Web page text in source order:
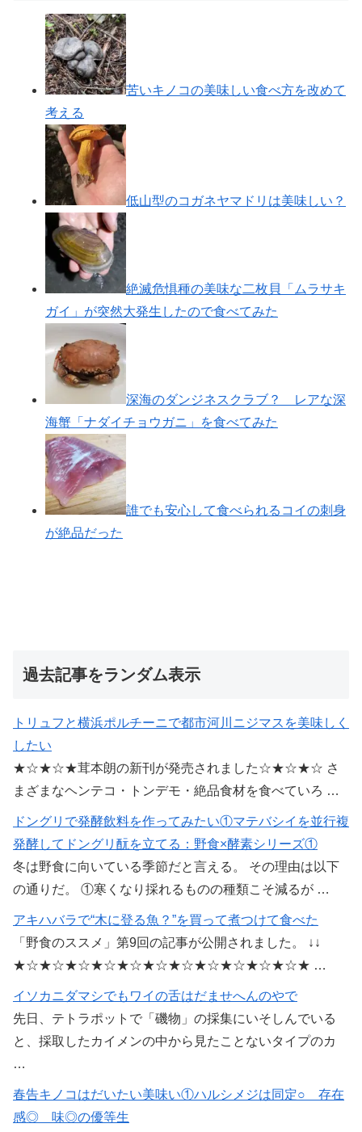
苦いキノコの美味しい食べ方を改めて
考える
低山型のコガネヤマドリは美味しい？
絶滅危惧種の美味な二枚貝「ムラサキ
ガイ」が突然大発生したので食べてみた
深海のダンジネスクラブ？ レアな深
海蟹「ナダイチョウガニ」を食べてみた
誰でも安心して食べられるコイの刺身
が絶品だった
過去記事をランダム表示
トリュフと横浜ポルチーニで都市河川ニジマスを美味しく
したい
★☆★☆★茸本朗の新刊が発売されました☆★☆★☆ さ
まざまなヘンテコ・トンデモ・絶品食材を食べていろ …
ドングリで発酵飲料を作ってみたい①マテバシイを並行複
発酵してドングリ酛を立てる：野食×酵素シリーズ①
冬は野食に向いている季節だと言える。 その理由は以下
の通りだ。 ①寒くなり採れるものの種類こそ減るが …
アキハバラで“木に登る魚？”を買って煮つけて食べた
「野食のススメ」第9回の記事が公開されました。 ↓↓
★☆★☆★☆★☆★☆★☆★☆★☆★☆★☆★☆★ …
イソカニダマシでもワイの舌はだませへんのやで
先日、テトラポットで「磯物」の採集にいそしんでいる
と、採取したカイメンの中から見たことないタイプのカ
…
春告キノコはだいたい美味い①ハルシメジは同定○ 存在
感◎ 味◎の優等生